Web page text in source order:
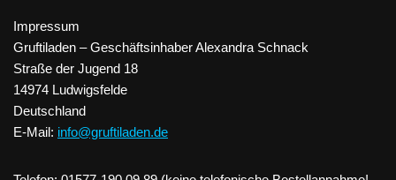
Impressum
Gruftiladen – Geschäftsinhaber Alexandra Schnack
Straße der Jugend 18
14974 Ludwigsfelde
Deutschland
E-Mail: info@gruftiladen.de